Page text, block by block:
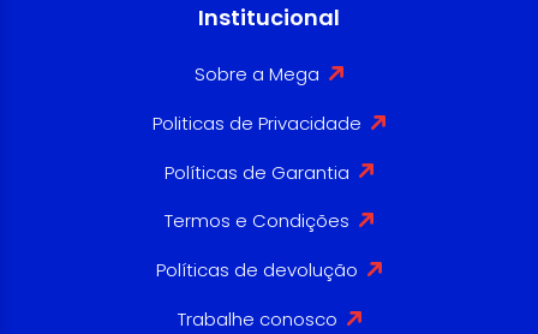
Institucional
Sobre a Mega
Politicas de Privacidade
Políticas de Garantia
Termos e Condições
Políticas de devolução
Trabalhe conosco